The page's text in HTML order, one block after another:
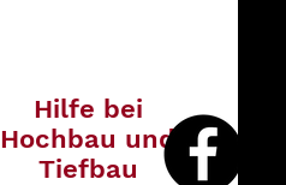
Hilfe bei
Hochbau und
Tiefbau